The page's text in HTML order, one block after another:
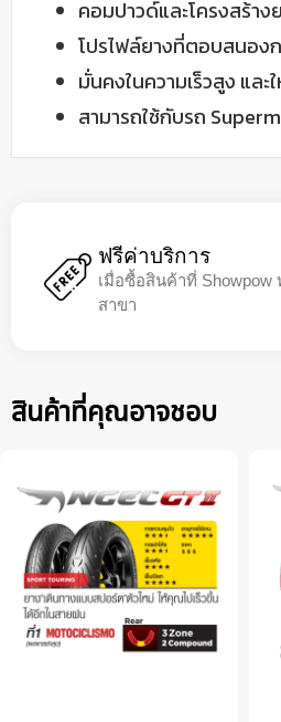
คอมปาวด์และโครงสร้า
โปรไฟล์ยางที่ตอบสนอง
มั่นคงในความเร็วสูง แล
สามารถใช้กับรถ
ฟรีค่าบริการ
เมื่อซื้อสินค้าที่ Showpow
สาขา
สินค้าที่คุณอาจชอบ